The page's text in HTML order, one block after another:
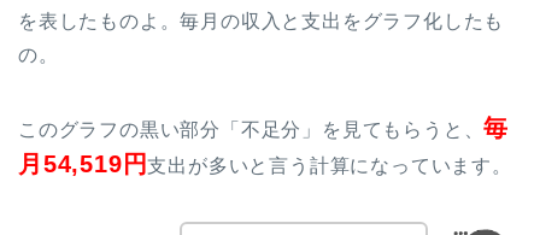
を表したものよ。毎月の収入と支出をグラフ化したも
の。
このグラフの黒い部分「不足分」を見てもらうと、毎
月54,519円支出が多いと言う計算になっています。